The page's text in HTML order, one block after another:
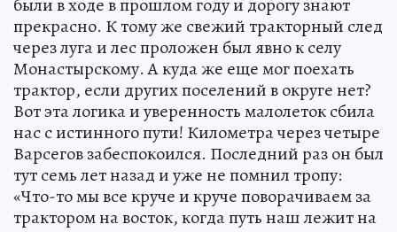
были в ходе в прошлом году и дорогу знают
прекрасно. К тому же свежий тракторный след
через луга и лес проложен был явно к селу
Монастырскому. А куда же еще мог поехать
трактор, если других поселений в округе нет?
Вот эта логика и уверенность малолеток сбила
нас с истинного пути! Километра через четыре
Варсегов забеспокоился. Последний раз он был
тут семь лет назад и уже не помнил тропу:
«Что-то мы все круче и круче поворачиваем за
трактором на восток, когда путь наш лежит на